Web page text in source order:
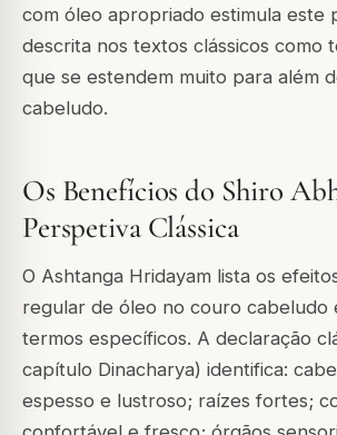
com óleo apropriado estimula este
descrita nos textos clássicos como
que se estendem muito para além
cabeludo.
Os Benefícios do Shiro
Perspetiva Clássica
O Ashtanga Hridayam lista os
regular de óleo no couro cabeludo
termos específicos. A declaração
capítulo Dinacharya) identifica:
espesso e lustroso; raízes fortes;